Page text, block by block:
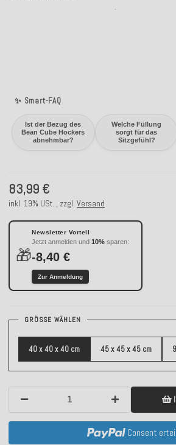
✨ Smart-FAQ
Ist der Bezug des
Bean Cube Hockers
abnehmbar?
Welche Füllung
sorgt für das
Sitzgefühl?
83,99 €
inkl. 19% USt. , zzgl. Versand
🎁
Newsletter Vorteil
Jetzt anmelden und 10% sparen:
-8,40 €
Zur Anmeldung
GRÖSSE WÄHLEN
40 x 40 x 40 cm 45 x 45 x 45 cm
Consent